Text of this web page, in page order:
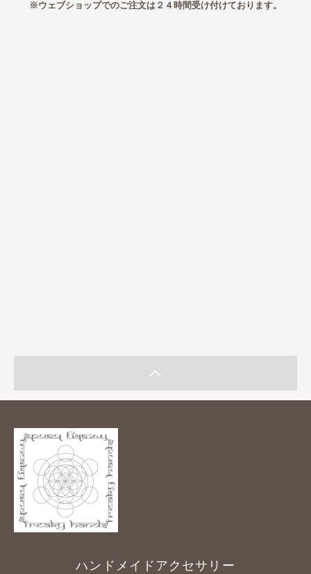
※ウェブショップでのご注文は２４時間受け付けております。
ハンドメイドアクセサリー